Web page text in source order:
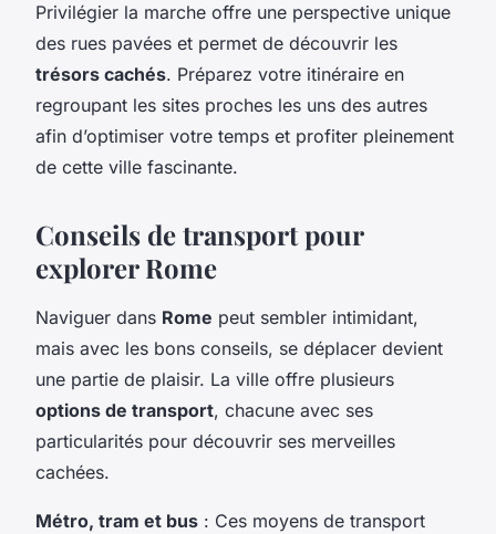
Privilégier la marche offre une perspective unique
des rues pavées et permet de découvrir les
trésors cachés. Préparez votre itinéraire en
regroupant les sites proches les uns des autres
afin d’optimiser votre temps et profiter pleinement
de cette ville fascinante.
Conseils de transport pour
explorer Rome
Naviguer dans Rome peut sembler intimidant,
mais avec les bons conseils, se déplacer devient
une partie de plaisir. La ville offre plusieurs
options de transport, chacune avec ses
particularités pour découvrir ses merveilles
cachées.
Métro, tram et bus : Ces moyens de transport